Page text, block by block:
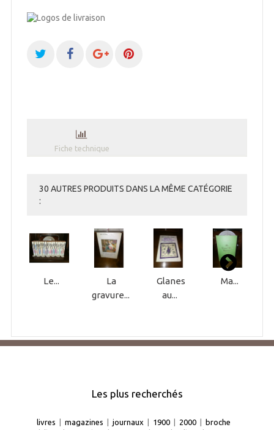
Fiche technique
30 AUTRES PRODUITS DANS LA MÊME CATÉGORIE
:
Le...
La
gravure...
Glanes
au...
Ma...
Les plus recherchés
livres | magazines | journaux | 1900 | 2000 | broche